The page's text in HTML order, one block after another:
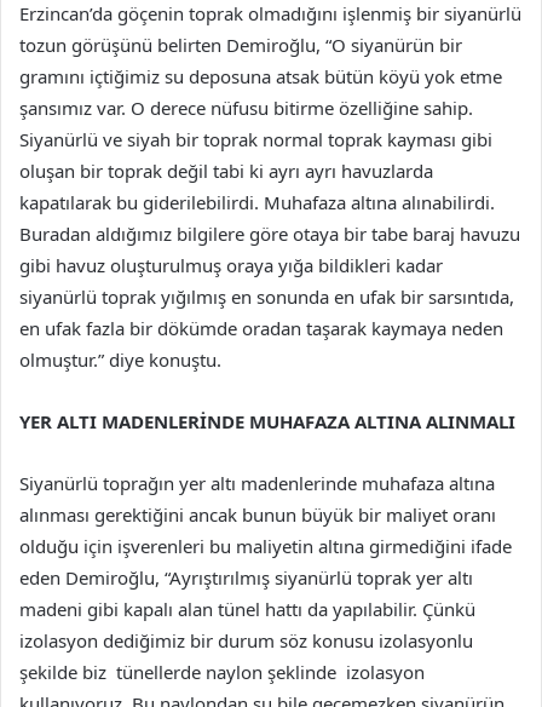
Erzincan’da göçenin toprak olmadığını işlenmiş bir siyanürlü
tozun görüşünü belirten Demiroğlu, “O siyanürün bir
gramını içtiğimiz su deposuna atsak bütün köyü yok etme
şansımız var. O derece nüfusu bitirme özelliğine sahip.
Siyanürlü ve siyah bir toprak normal toprak kayması gibi
oluşan bir toprak değil tabi ki ayrı ayrı havuzlarda
kapatılarak bu giderilebilirdi. Muhafaza altına alınabilirdi.
Buradan aldığımız bilgilere göre otaya bir tabe baraj havuzu
gibi havuz oluşturulmuş oraya yığa bildikleri kadar
siyanürlü toprak yığılmış en sonunda en ufak bir sarsıntıda,
en ufak fazla bir dökümde oradan taşarak kaymaya neden
olmuştur.” diye konuştu.
YER ALTI MADENLERİNDE MUHAFAZA ALTINA ALINMALI
Siyanürlü toprağın yer altı madenlerinde muhafaza altına
alınması gerektiğini ancak bunun büyük bir maliyet oranı
olduğu için işverenleri bu maliyetin altına girmediğini ifade
eden Demiroğlu, “Ayrıştırılmış siyanürlü toprak yer altı
madeni gibi kapalı alan tünel hattı da yapılabilir. Çünkü
izolasyon dediğimiz bir durum söz konusu izolasyonlu
şekilde biz tünellerde naylon şeklinde izolasyon